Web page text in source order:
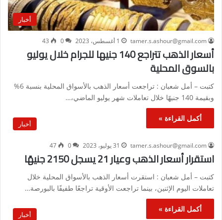
أخبار
tamer.s.ashour@gmail.com 1 أغسطس، 2023 0
43
أسعار الذهب تتراجع 140 جنيها للجرام خلال يوليو
بالسوق المحلية
كتبت – أمل شعبان : تراجعت أسعار الذهب بالأسواق المحلية بنسبة 6%
وبقيمة 140 جنيهًا خلال تعاملات شهر يوليو الماضي،…
أكمل القراءة »
أخبار
tamer.s.ashour@gmail.com 31 يوليو، 2023 0
47
استقرار أسعار الذهب وعيار 21 يسجل 2150 جنيهًا
كتبت – أمل شعبان : استقرت أسعار الذهب بالأسواق المحلية خلال
تعاملات اليوم الإثنين، بينما تراجعت الأوقية تراجعًا طفيفًا بالبورصة…
أكمل القراءة »
أخبار